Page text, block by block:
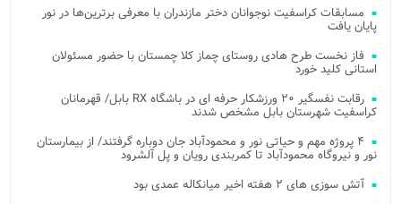
مسابقات کراسفیت نوجوانان دختر مازندران با معرفی برترین‌ها در نور
پایان یافت
فاز نخست طرح هادی روستای چماز کلا چمستان با حضور مسئولان
استانی کلید خورد
رقابت نفسگیر ۲۰ ورزشکار حرفه ای در باشگاه RX بابل/ قهرمانان
کراسفیت شهرستان بابل مشخص شدند
۴ پروژه مهم و حیاتی نور و محمودآباد جان دوباره گرفتند/ از بیمارستان
نور و نیروگاه محمودآباد تا کمربندی رویان و پل آلشرود
آتش‌ سوزی‌ های ۲ هفته اخیر میانکاله عمدی بود